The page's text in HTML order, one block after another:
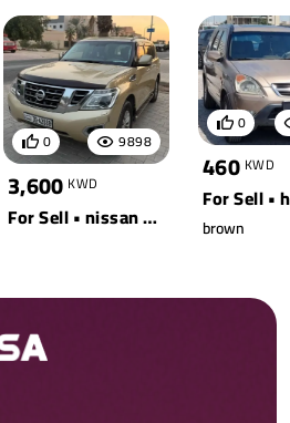
9898
0
3,600 KWD
For Sell • nissan • yellow
0
460 KWD
brown